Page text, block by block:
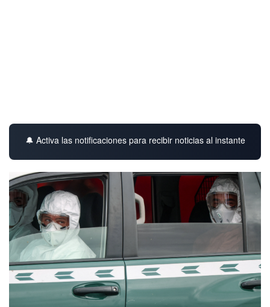
🔔 Activa las notificaciones para recibir noticias al instante